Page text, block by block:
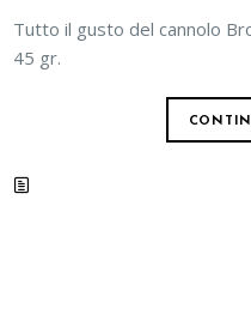
Tutto il gusto del cannolo
45 gr.